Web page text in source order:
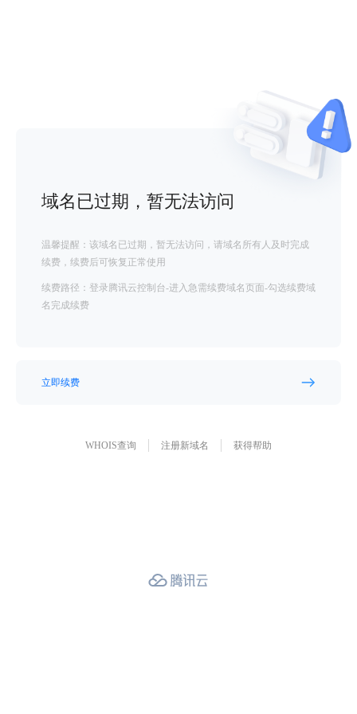
域名已过期，暂无法访问
温馨提醒：该域名已过期，暂无法访问，请域名所有人及时完成
续费，续费后可恢复正常使用
续费路径：登录腾讯云控制台-进入急需续费域名页面-勾选续费域
名完成续费
立即续费
WHOIS查询 注册新域名 获得帮助